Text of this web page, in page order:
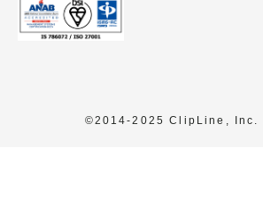
©2014-2025 ClipLine, Inc.